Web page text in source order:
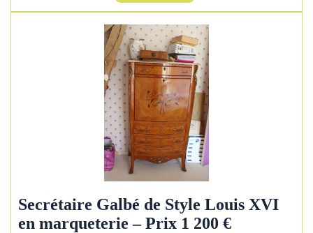
Secrétaire Galbé de Style Louis XVI
en marqueterie – Prix 1 200 €